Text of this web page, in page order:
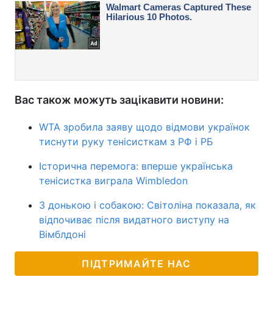
Вас також можуть зацікавити новини:
WTA зробила заяву щодо відмови українок
тиснути руку тенісисткам з РФ і РБ
Історична перемога: вперше українська
тенісистка виграла Wimbledon
З донькою і собакою: Світоліна показала, як
відпочиває після видатного виступу на
Вімблдоні
ПІДТРИМАЙТЕ НАС